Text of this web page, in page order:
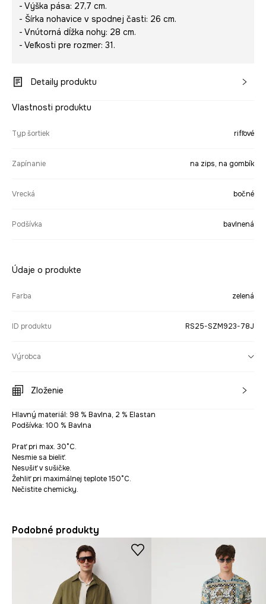
- Výška pása: 27,7 cm.
- Šírka nohavice v spodnej časti: 26 cm.
- Vnútorná dĺžka nohy: 28 cm.
- Veľkosti pre rozmer: 31.
Detaily produktu
Vlastnosti produktu
Typ šortiek rifľové
Zapínanie na zips, na gombík
Vrecká bočné
Podšívka bavlnená
Údaje o produkte
Farba zelená
ID produktu RS25-SZM923-78J
Výrobca
Zloženie
Hlavný materiál: 98 % Bavlna, 2 % Elastan
Podšívka: 100 % Bavlna
Prať pri max. 30°C.
Nesmie sa bieliť.
Nesušiť v sušičke.
Žehliť pri maximálnej teplote 150°C.
Nečistite chemicky.
Podobné produkty